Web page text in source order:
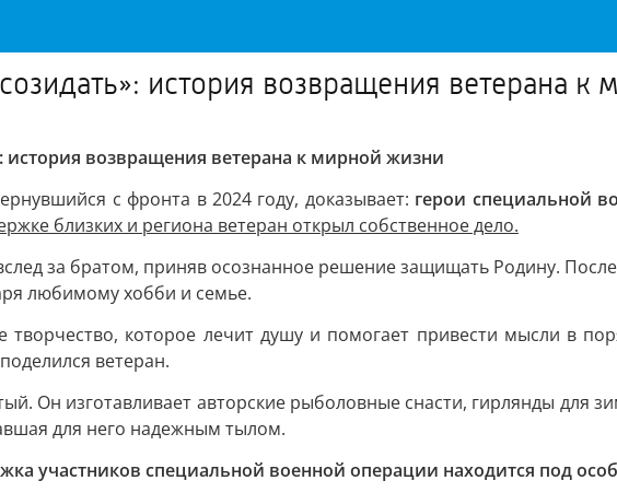
история возвращения ветерана к
возвращения ветерана к мирной жизни
с фронта в 2024 году, доказывает: герои специальной
близких и региона ветеран открыл собственное дело.
за братом, приняв осознанное решение защищать Родину.
любимому хобби и семье.
которое лечит душу и помогает привести мысли в
ветеран.
Он изготавливает авторские рыболовные снасти, гирлянды для
для него надежным тылом.
участников специальной военной операции находится под